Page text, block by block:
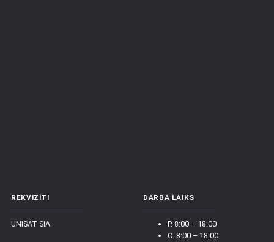
REKVIZĪTI
UNISAT SIA
DARBA LAIKS
P. 8:00 – 18:00
O. 8:00 – 18:00